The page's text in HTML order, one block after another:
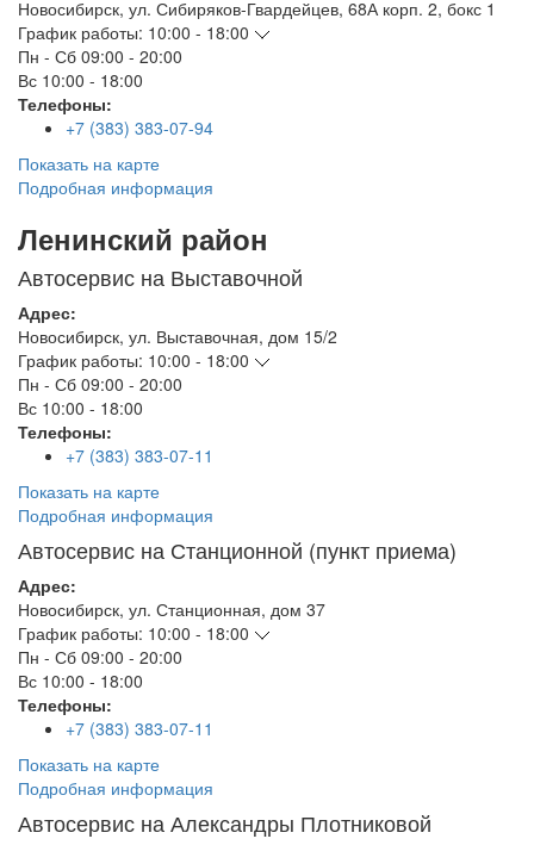
Новосибирск, ул. Сибиряков-Гвардейцев, 68А корп. 2, бокс 1
График работы: 10:00 - 18:00
Пн - Сб 09:00 - 20:00
Вс 10:00 - 18:00
Телефоны:
+7 (383) 383-07-94
Показать на карте
Подробная информация
Ленинский район
Автосервис на Выставочной
Адрес:
Новосибирск, ул. Выставочная, дом 15/2
График работы: 10:00 - 18:00
Пн - Сб 09:00 - 20:00
Вс 10:00 - 18:00
Телефоны:
+7 (383) 383-07-11
Показать на карте
Подробная информация
Автосервис на Станционной (пункт приема)
Адрес:
Новосибирск, ул. Станционная, дом 37
График работы: 10:00 - 18:00
Пн - Сб 09:00 - 20:00
Вс 10:00 - 18:00
Телефоны:
+7 (383) 383-07-11
Показать на карте
Подробная информация
Автосервис на Александры Плотниковой